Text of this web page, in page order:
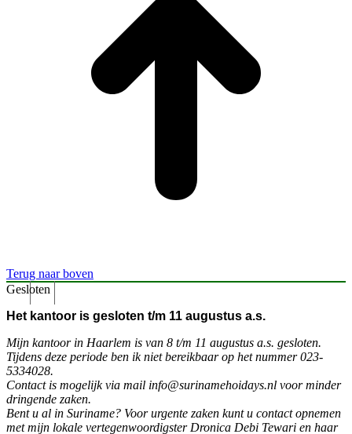
Terug naar boven
Gesloten
Het kantoor is gesloten t/m 11 augustus a.s.
Mijn kantoor in Haarlem is van 8 t/m 11 augustus a.s. gesloten.
Tijdens deze periode ben ik niet bereikbaar op het nummer 023-
5334028.
Contact is mogelijk via mail info@surinamehoidays.nl voor minder
dringende zaken.
Bent u al in Suriname? Voor urgente zaken kunt u contact opnemen
met mijn lokale vertegenwoordigster Dronica Debi Tewari en haar